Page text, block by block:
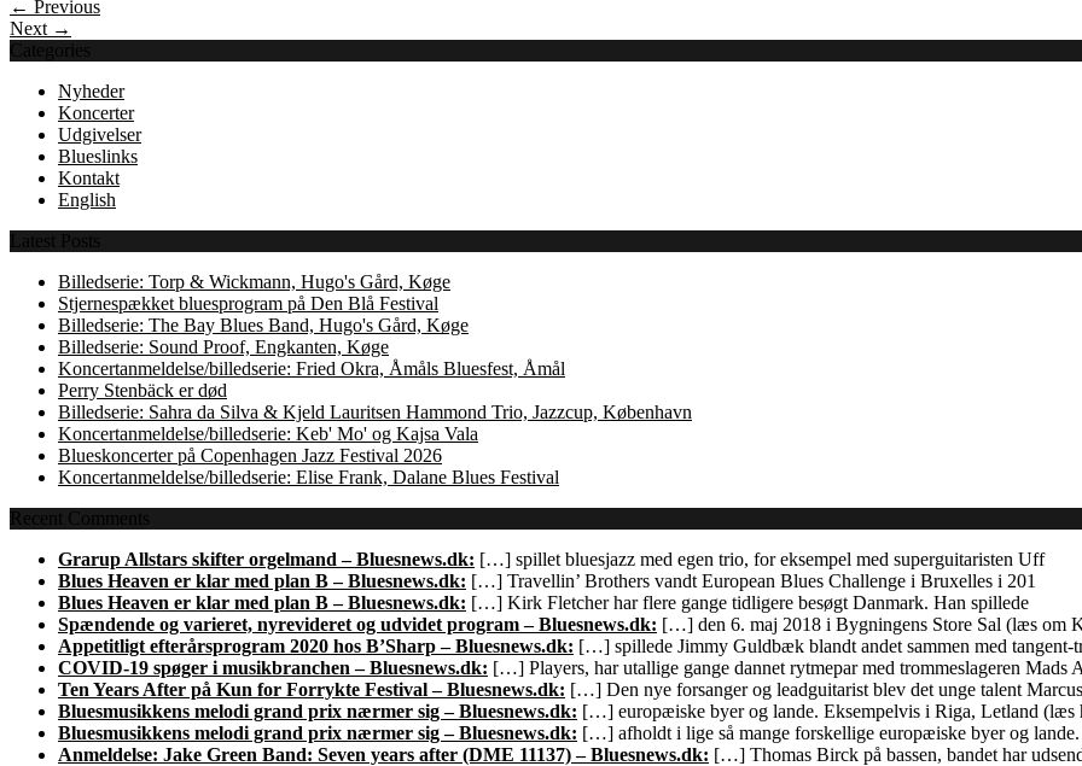
← Previous
Next →
Categories
Nyheder
Koncerter
Udgivelser
Blueslinks
Kontakt
English
Latest Posts
Billedserie: Torp & Wickmann, Hugo's Gård, Køge
Stjernespækket bluesprogram på Den Blå Festival
Billedserie: The Bay Blues Band, Hugo's Gård, Køge
Billedserie: Sound Proof, Engkanten, Køge
Koncertanmeldelse/billedserie: Fried Okra, Åmåls Bluesfest, Åmål
Perry Stenbäck er død
Billedserie: Sahra da Silva & Kjeld Lauritsen Hammond Trio, Jazzcup, København
Koncertanmeldelse/billedserie: Keb' Mo' og Kajsa Vala
Blueskoncerter på Copenhagen Jazz Festival 2026
Koncertanmeldelse/billedserie: Elise Frank, Dalane Blues Festival
Recent Comments
Grarup Allstars skifter orgelmand – Bluesnews.dk: […] spillet bluesjazz med egen trio, for eksempel med superguitaristen Uff
Blues Heaven er klar med plan B – Bluesnews.dk: […] Travellin’ Brothers vandt European Blues Challenge i Bruxelles i 201
Blues Heaven er klar med plan B – Bluesnews.dk: […] Kirk Fletcher har flere gange tidligere besøgt Danmark. Han spillede
Spændende og varieret, nyrevideret og udvidet program – Bluesnews.dk: […] den 6. maj 2018 i Bygningens Store Sal (læs om
Appetitligt efterårsprogram 2020 hos B’Sharp – Bluesnews.dk: […] spillede Jimmy Guldbæk blandt andet sammen med tangent-
COVID-19 spøger i musikbranchen – Bluesnews.dk: […] Players, har utallige gange dannet rytmepar med trommeslageren Mads
Ten Years After på Kun for Forrykte Festival – Bluesnews.dk: […] Den nye forsanger og leadguitarist blev det unge talent
Bluesmusikkens melodi grand prix nærmer sig – Bluesnews.dk: […] europæiske byer og lande. Eksempelvis i Riga, Letland (læs
Bluesmusikkens melodi grand prix nærmer sig – Bluesnews.dk: […] afholdt i lige så mange forskellige europæiske byer og lande.
Anmeldelse: Jake Green Band: Seven years after (DME 11137) – Bluesnews.dk: […] Thomas Birck på bassen, bandet har